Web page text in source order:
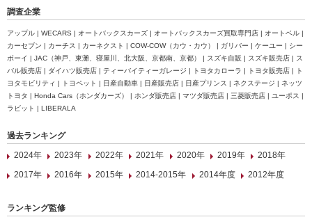
調査企業
アップル | WECARS | オートバックスカーズ | オートバックスカーズ買取専門店 | オートベル |
カーセブン | カーチス | カーネクスト | COW-COW（カウ・カウ） | ガリバー | ケーユー | シー
ボーイ | JAC（神戸、東灘、寝屋川、北大阪、京都南、京都） | スズキ自販 | スズキ販売店 | ス
バル販売店 | ダイハツ販売店 | ティーバイティーガレージ | トヨタカローラ | トヨタ販売店 | ト
ヨタモビリティ | トヨペット | 日産自動車 | 日産販売店 | 日産プリンス | ネクステージ | ネッツ
トヨタ | Honda Cars（ホンダカーズ） | ホンダ販売店 | マツダ販売店 | 三菱販売店 | ユーポス |
ラビット | LIBERALA
過去ランキング
2024年
2023年 2022年 2021年 2020年 2019年
2018年
2017年
2016年 2015年 2014-2015年 2014年度 2012年度
ランキング監修